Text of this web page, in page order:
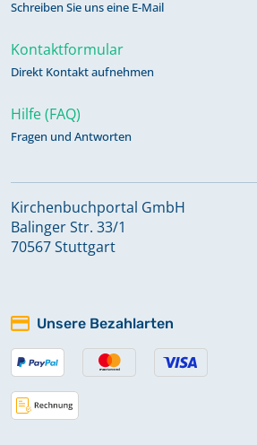
Schreiben Sie uns eine E-Mail
Kontaktformular
Direkt Kontakt aufnehmen
Hilfe (FAQ)
Fragen und Antworten
Kirchenbuchportal GmbH
Balinger Str. 33/1
70567 Stuttgart
Unsere Bezahlarten